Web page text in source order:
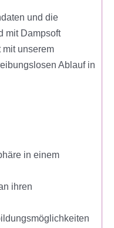
und die
mit Dampsoft
mit unserem
Ablauf in
in einem
ihren